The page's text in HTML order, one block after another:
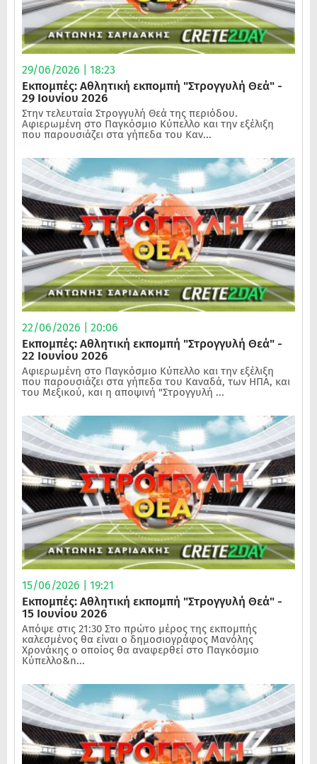
29/06/2026 | 18:23
Εκπομπές: Αθλητική εκπομπή "Στρογγυλή Θεά" -
29 Ιουνίου 2026
Στην τελευταία Στρογγυλή Θεά της περιόδου.
Αφιερωμένη στο Παγκόσμιο Κύπελλο και την εξέλιξη
που παρουσιάζει στα γήπεδα του Καν...
22/06/2026 | 20:06
Εκπομπές: Αθλητική εκπομπή "Στρογγυλή Θεά" -
22 Ιουνίου 2026
Αφιερωμένη στο Παγκόσμιο Κύπελλο και την εξέλιξη
που παρουσιάζει στα γήπεδα του Καναδά, των ΗΠΑ, και
του Μεξικού, και η αποψινή "Στρογγυλή ...
15/06/2026 | 19:21
Εκπομπές: Αθλητική εκπομπή "Στρογγυλή Θεά" -
15 Ιουνίου 2026
Απόψε στις 21:30 Στο πρώτο μέρος της εκπομπής
καλεσμένος θα είναι ο δημοσιογράφος Μανόλης
Χρονάκης ο οποίος θα αναφερθεί στο Παγκόσμιο
Κύπελλο&n...